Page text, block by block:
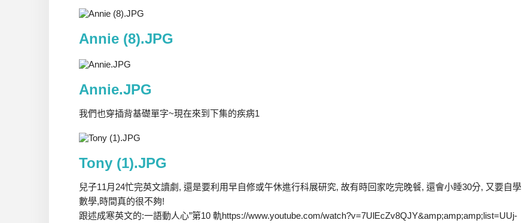
Annie (8).JPG
Annie.JPG
我們也穿插背基礎單字~現在來到下集的疾病1
Tony (1).JPG
兒子11月24忙完英文讀劇, 還是要利用早自修或午休進行科展研究, 故有時回家吃完晚餐, 還會小睡30分, 又要自學
數學,時間真的很不夠!
跟述成寒英文的:一語動人心”第10 軌https://www.youtube.com/watch?v=7UlEcZv8QJY&amp;amp;amp;list=UUj-